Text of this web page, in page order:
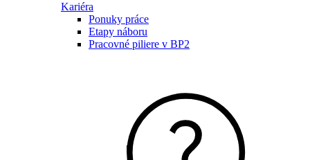
Kariéra
Ponuky práce
Etapy náboru
Pracovné piliere v BP2